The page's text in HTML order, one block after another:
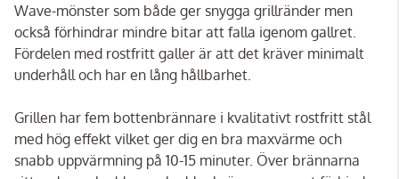
Wave-mönster som både ger snygga grillränder men
också förhindrar mindre bitar att falla igenom gallret.
Fördelen med rostfritt galler är att det kräver minimalt
underhåll och har en lång hållbarhet.
Grillen har fem bottenbrännare i kvalitativt rostfritt stål
med hög effekt vilket ger dig en bra maxvärme och
snabb uppvärmning på 10-15 minuter. Över brännarna